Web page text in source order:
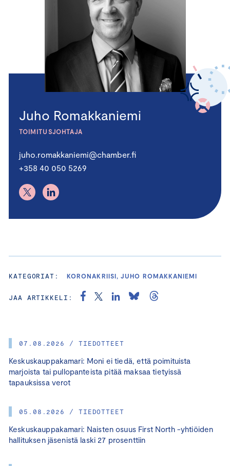
07.08.2026 / TIEDOTTEET
Keskuskauppakamari: Moni ei tiedä, että poimituista
marjoista tai pullopanteista pitää maksaa tietyissä
tapauksissa verot
05.08.2026 / TIEDOTTEET
Keskuskauppakamari: Naisten osuus First North -yhtiöiden
hallituksen jäsenistä laski 27 prosenttiin
Juho Romakkaniemi
TOIMITUSJOHTAJA
juho.romakkaniemi@chamber.fi
+358 40 050 5269
KATEGORIAT: KORONAKRIISI, JUHO ROMAKKANIEMI
JAA ARTIKKELI: